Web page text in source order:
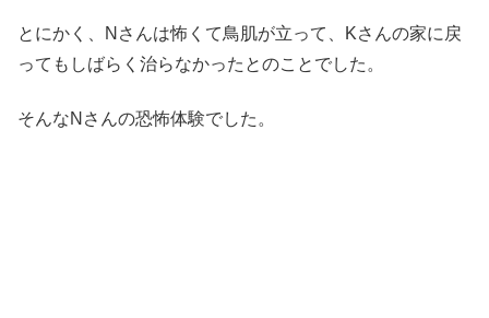
とにかく、Nさんは怖くて鳥肌が立って、Kさんの家に戻
ってもしばらく治らなかったとのことでした。
そんなNさんの恐怖体験でした。